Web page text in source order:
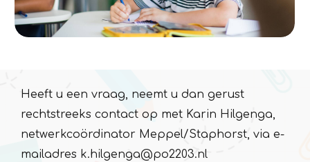
Heeft u een vraag, neemt u dan gerust
rechtstreeks contact op met Karin Hilgenga,
netwerkcoördinator Meppel/Staphorst, via e-
mailadres k.hilgenga@po2203.nl